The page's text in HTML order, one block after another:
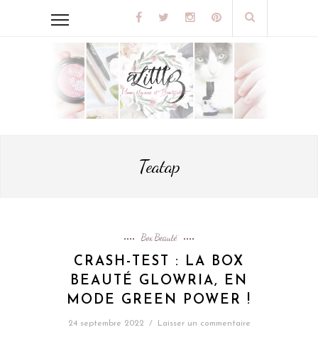
Teatap
Box Beauté
CRASH-TEST : LA BOX
BEAUTÉ GLOWRIA, EN
MODE GREEN POWER !
24 septembre 2022 / Laisser un commentaire